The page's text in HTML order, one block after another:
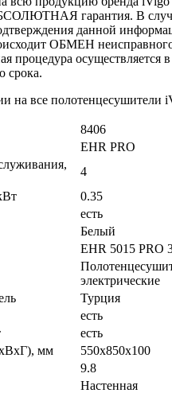
гарантия. В
данной
ОБМЕН
процедура осуществляется в
срока.
на все полотенцесушители
8406
EHR PRO
4
0.35
есть
Белый
EHR 5015 PRO
электрические
Турция
есть
есть
мм
550x850x100
9.8
Настенная